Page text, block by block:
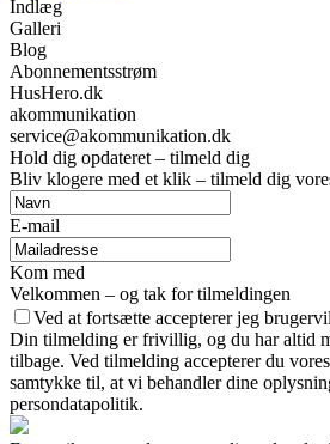
Indlæg
Galleri
Blog
Abonnementsstrøm
HusHero.dk
akommunikation
service@akommunikation.dk
Hold dig opdateret – tilmeld dig
Bliv klogere med et klik – tilmeld dig
E-mail
Kom med
Velkommen – og tak for tilmeldingen
Ved at fortsætte accepterer jeg
Din tilmelding er frivillig, og du har altid
tilbage. Ved tilmelding accepterer du
samtykke til, at vi behandler dine
persondatapolitik.